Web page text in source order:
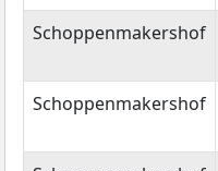
Schoppenmakershof
Schoppenmakershof